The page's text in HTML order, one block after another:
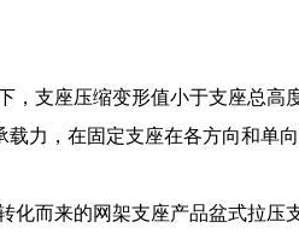
支座压缩变形值小于支座总高
力，在固定支座在各方向和单
而来的网架支座产品盆式拉压